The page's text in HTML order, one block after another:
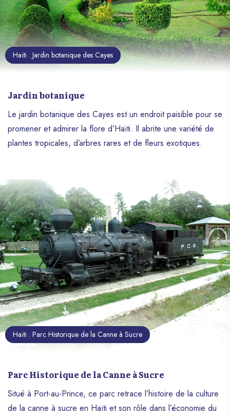
Haïti : Jardin botanique des Cayes
Jardin botanique
Le jardin botanique des Cayes est un endroit paisible pour se
promener et admirer la flore d’Haïti. Il abrite une variété de
plantes tropicales, d’arbres rares et de fleurs exotiques.
Haïti : Parc Historique de la Canne à Sucre
Parc Historique de la Canne à Sucre
Situé à Port-au-Prince, ce parc retrace l’histoire de la culture
de la canne à sucre en Haïti et son rôle dans l’économie du